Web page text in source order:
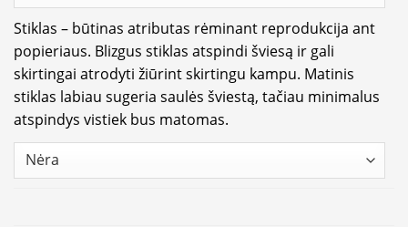
Stiklas – būtinas atributas rėminant reprodukcija ant
popieriaus. Blizgus stiklas atspindi šviesą ir gali
skirtingai atrodyti žiūrint skirtingu kampu. Matinis
stiklas labiau sugeria saulės šviestą, tačiau minimalus
atspindys vistiek bus matomas.